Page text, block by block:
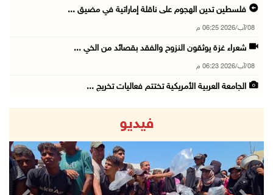
فلسطين تدين الهجوم على ناقلة إماراتية في مضيق ...
08/آب/2026 06:25 م
شعراء غزة يوثقون النزوح والفقد بقصائد من الخي ...
08/آب/2026 06:23 م
الجامعة العربية الأمريكية تختتم فعاليات تخريج ...
إصابات بالاختناق خلال اقتحام الاحتلال قرية ال ...
08/آب/2026 05:52 م
الحايك: نقود جهودا وطنية لحماية المواقع الأثر ...
08/آب/2026 04:50 م
فيديو